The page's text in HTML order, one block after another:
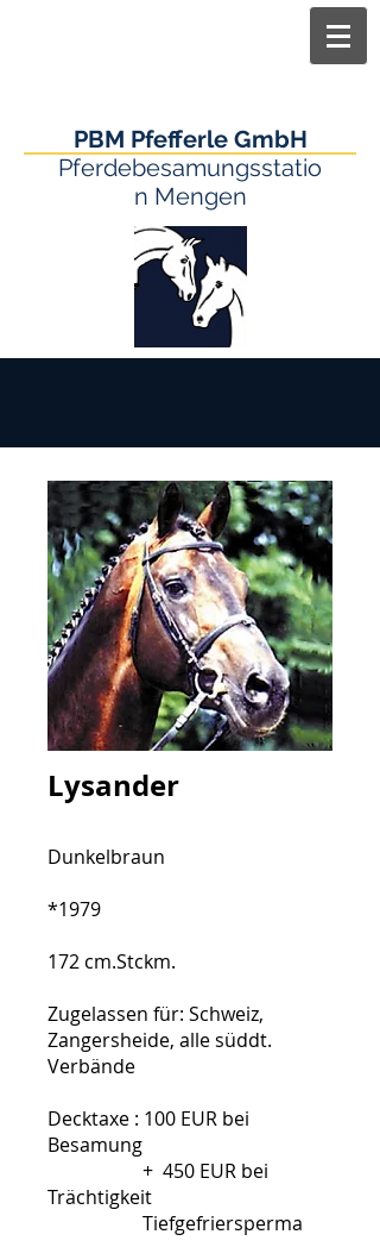
PBM Pfefferle GmbH
Pferdebesamungsstatio
n Mengen
Lysander
Dunkelbraun
*1979
172 cm.Stckm.
Zugelassen für: Schweiz,
Zangersheide, alle süddt.
Verbände
Decktaxe : 100 EUR bei
Besamung
+ 450 EUR bei
Trächtigkeit
Tiefgefriersperma